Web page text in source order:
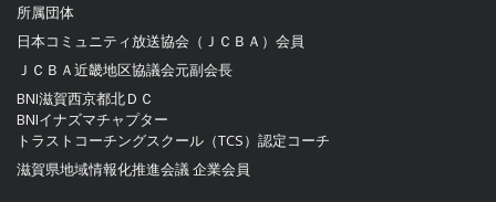
所属団体
日本コミュニティ放送協会（ＪＣＢＡ） 会員
ＪＣＢＡ近畿地区協議会元副会長
BNI滋賀西京都北ＤＣ
BNIイナズマチャプター
トラストコーチングスクール（TCS）認定コーチ
滋賀県地域情報化推進会議企業会員